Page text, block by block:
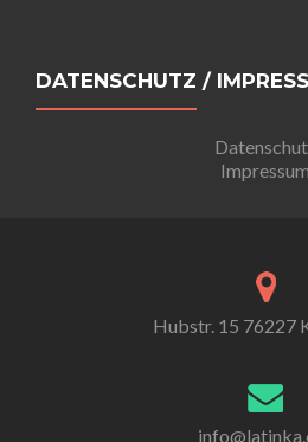
DATENSCHUTZ /
Impressum
Hubstr. 15 76227